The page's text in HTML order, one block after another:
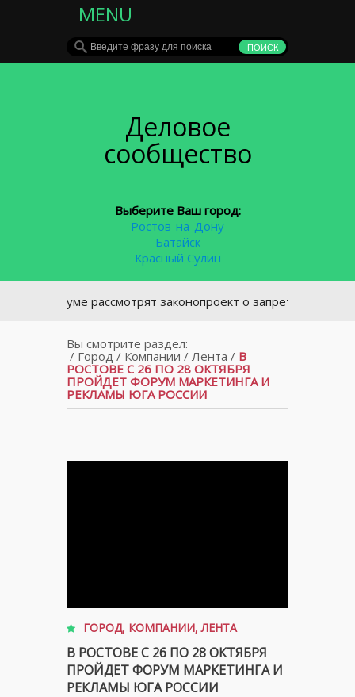
MENU
Деловое
сообщество
Выберите Ваш город:
Ростов-на-Дону
Батайск
Красный Сулин
Госдуме рассмотрят законопроект о запрете курения у
Вы смотрите раздел:
/ Город/ Компании / Лента / В
РОСТОВЕ С 26 ПО 28 ОКТЯБРЯ
ПРОЙДЕТ ФОРУМ МАРКЕТИНГА И
РЕКЛАМЫ ЮГА РОССИИ
ГОРОД, КОМПАНИИ,ЛЕНТА
В РОСТОВЕ С 26 ПО 28 ОКТЯБРЯ
ПРОЙДЕТ ФОРУМ МАРКЕТИНГА И
РЕКЛАМЫ ЮГА РОССИИ